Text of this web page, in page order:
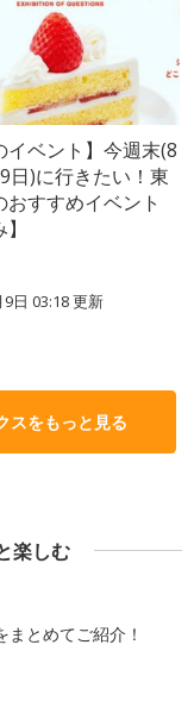
イベント】今週末(8
日)に行きたい！東
おすすめイベント
日 03:18更新
スをもっと見る
楽しむ
とめてご紹介！